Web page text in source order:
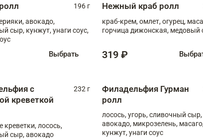
196 г
авокадо,
сыр, кунжут, унаги соус,
Выбрать
Нежный краб ролл
краб-крем, омлет, огурец,
горчица дижонская, медовый
319 ₽
с
креветкой
232 г
креветки, лосось,
сыр, авокадо
Филадельфия Гурман
ролл
лосось, угорь, сливочный сыр,
авокадо, микрозелень,
кунжут, унаги соус